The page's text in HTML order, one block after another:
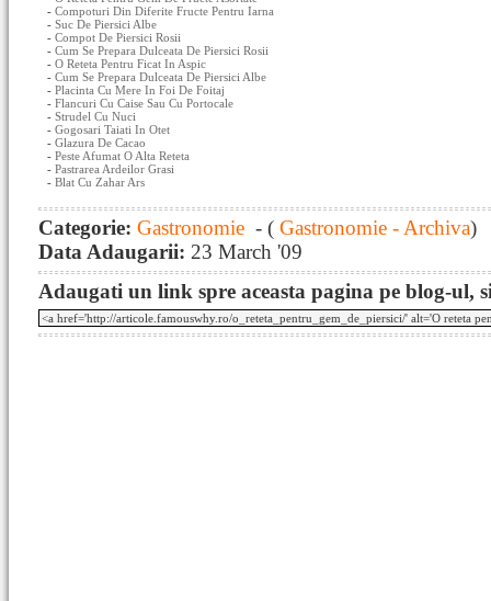
- Compoturi Din Diferite Fructe Pentru Iarna
- Suc De Piersici Albe
- Compot De Piersici Rosii
- Cum Se Prepara Dulceata De Piersici Rosii
- O Reteta Pentru Ficat In Aspic
- Cum Se Prepara Dulceata De Piersici Albe
- Placinta Cu Mere In Foi De Foitaj
- Flancuri Cu Caise Sau Cu Portocale
- Strudel Cu Nuci
- Gogosari Taiati In Otet
- Glazura De Cacao
- Peste Afumat O Alta Reteta
- Pastrarea Ardeilor Grasi
- Blat Cu Zahar Ars
Categorie: Gastronomie - ( Gastronomie - Archiva)
Data Adaugarii: 23 March '09
Adaugati un link spre aceasta pagina pe blog-ul,